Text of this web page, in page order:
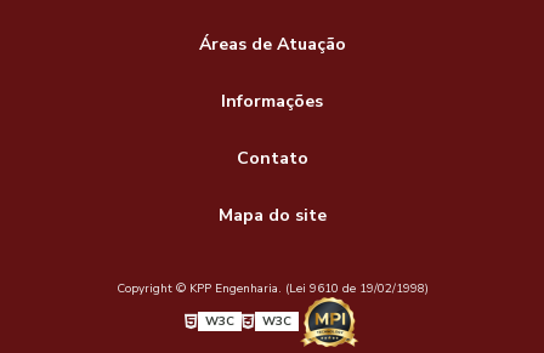
Áreas de Atuação
Informações
Contato
Mapa do site
Copyright © KPP Engenharia. (Lei 9610 de 19/02/1998)
W3C
W3C